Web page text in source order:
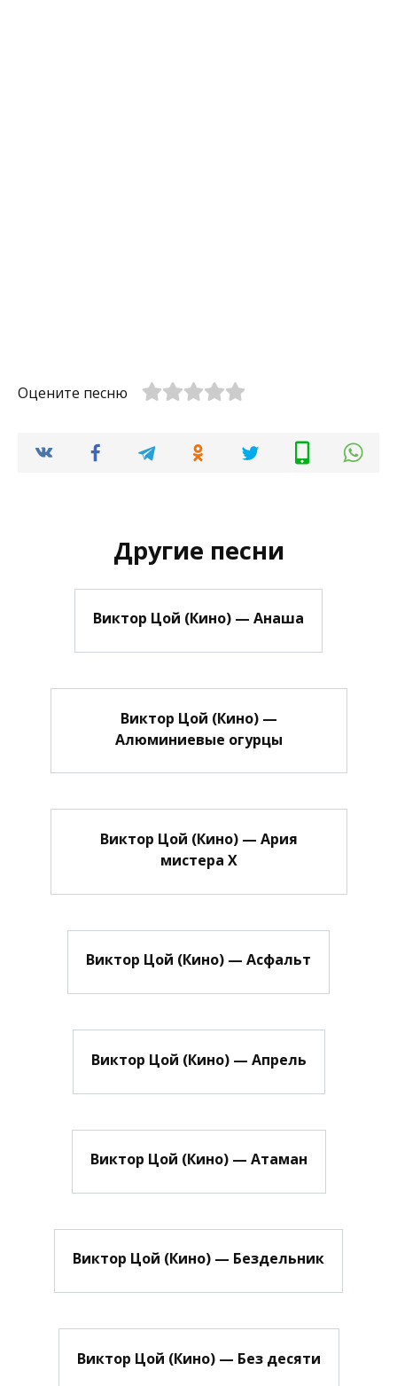
Оцените песню
Другие песни
Виктор Цой (Кино) — Анаша
Виктор Цой (Кино) —
Алюминиевые огурцы
Виктор Цой (Кино) — Ария
мистера Х
Виктор Цой (Кино) — Асфальт
Виктор Цой (Кино) — Апрель
Виктор Цой (Кино) — Атаман
Виктор Цой (Кино) — Бездельник
Виктор Цой (Кино) — Без десяти